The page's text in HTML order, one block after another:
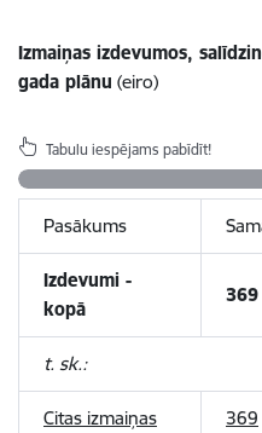
Izmaiņas izdevumos,
gada plānu (eiro)
Tabulu iespējams pabīdīt!
Pasākums
Izdevumi -
kopā
369
t. sk.:
Citas izmaiņas 369